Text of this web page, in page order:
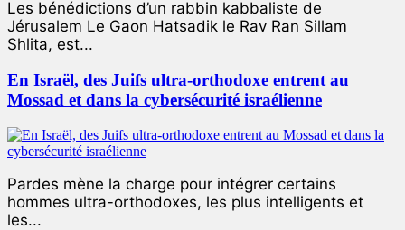
Les bénédictions d’un rabbin kabbaliste de
Jérusalem Le Gaon Hatsadik le Rav Ran Sillam
Shlita, est...
En Israël, des Juifs ultra-orthodoxe entrent au
Mossad et dans la cybersécurité israélienne
Pardes mène la charge pour intégrer certains
hommes ultra-orthodoxes, les plus intelligents et
les...